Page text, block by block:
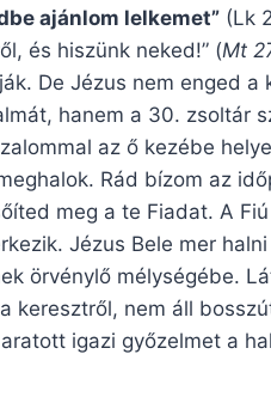
ajánlom lelkemet” (Lk
és hiszünk neked!” (Mt
De Jézus nem enged
hanem a 30. zsoltár
az ő kezébe
Rád bízom az
meg a te Fiadat. A
Jézus Bele mer
örvénylő mélységébe.
keresztről, nem áll
igazi győzelmet a